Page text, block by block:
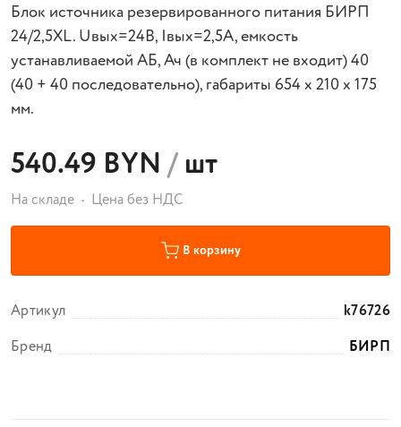
Блок источника резервированного питания БИРП
24/2,5XL. Uвых=24В, Iвых=2,5A, емкость
устанавливаемой АБ, Ач (в комплект не входит) 40
(40 + 40 последовательно), габариты 654 х 210 х 175
мм.
540.49 BYN/шт
На складе Цена без НДС
В корзину
Артикул
k76726
Бренд
БИРП